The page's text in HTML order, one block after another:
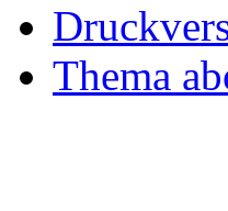
Thema